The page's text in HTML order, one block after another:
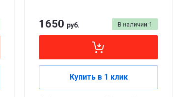
В наличии 1
1650 руб.
Купить в 1 клик